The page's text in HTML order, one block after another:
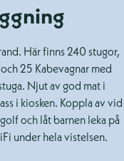
Här finns 240 stugor,
25 Kabevagnar med
Njut av god mat i
i kiosken. Koppla av vid
och låt barnen leka på
under hela vistelsen.